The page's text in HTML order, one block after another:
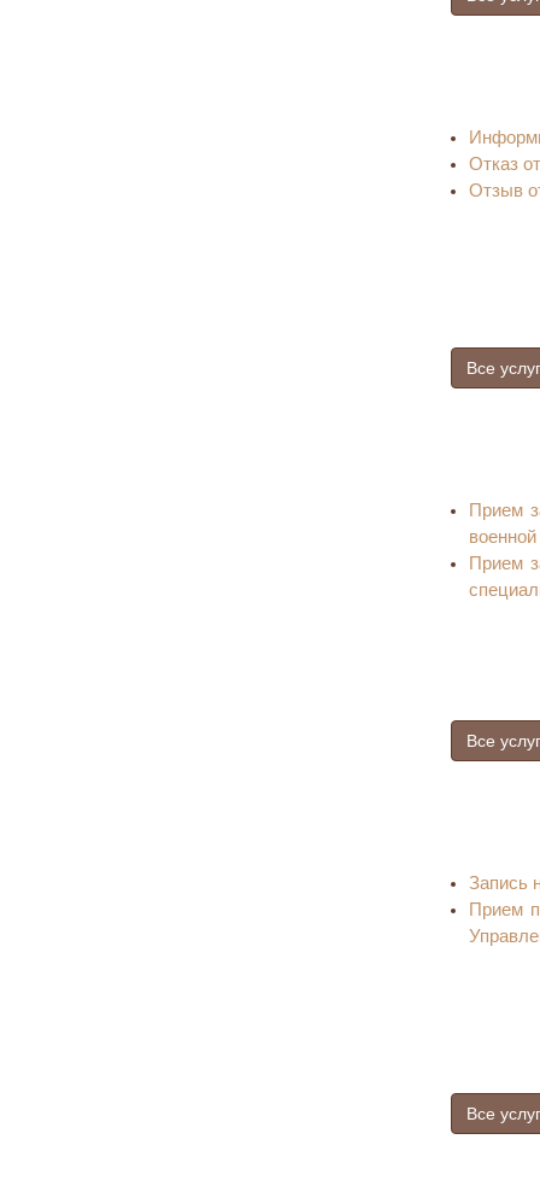
Отказ
Отзыв
Все
Прием
Прием
Все
Запись
Прием
Все